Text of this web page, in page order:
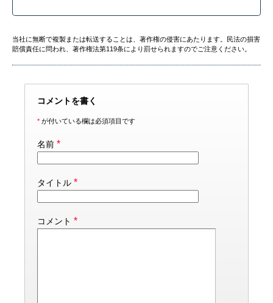
当社に無断で複製または転送することは、著作権の侵害にあたります。民法の損害
賠償責任に問われ、著作権法第119条により罰せられますのでご注意ください。
コメントを書く
* が付いている欄は必須項目です
名前 *
タイトル *
コメント *